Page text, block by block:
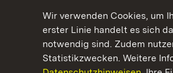
Wir verwenden Cookies, um
erster Linie handelt es sich
notwendig sind. Zudem
Statistikzwecken. Weitere